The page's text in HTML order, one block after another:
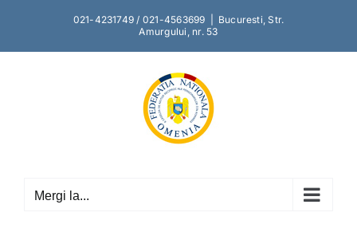
content
021-4231749 / 021-4563699
Bucuresti, Str.
Amurgului, nr. 53
Mergi la...